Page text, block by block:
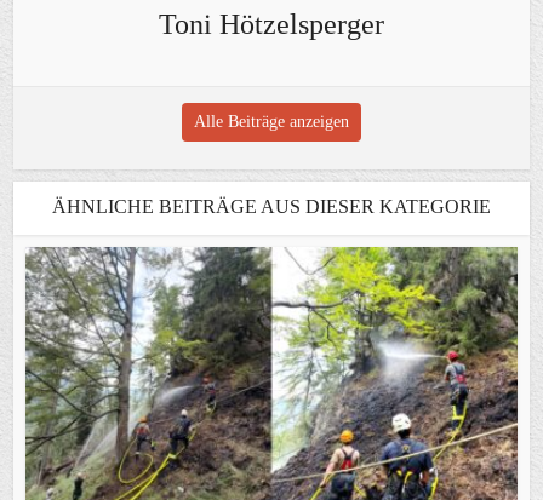
Toni Hötzelsperger
Alle Beiträge anzeigen
ÄHNLICHE BEITRÄGE AUS DIESER KATEGORIE